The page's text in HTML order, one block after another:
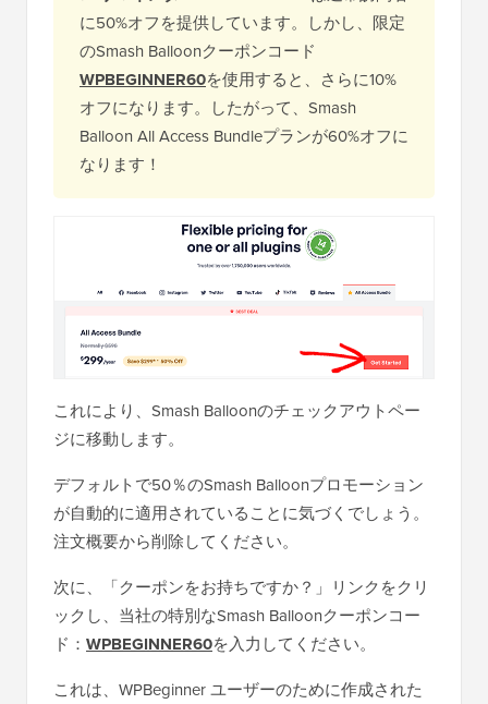
に50%オフを提供しています。しかし、限定
のSmash Balloonクーポンコード
WPBEGINNER60を使用すると、さらに10%
オフになります。したがって、Smash
Balloon All Access Bundleプランが60%オフに
なります！
これにより、Smash Balloonのチェックアウトペー
ジに移動します。
デフォルトで50％のSmash Balloonプロモーション
が自動的に適用されていることに気づくでしょう。
注文概要から削除してください。
次に、「クーポンをお持ちですか？」リンクをクリ
ックし、当社の特別なSmash Balloonクーポンコー
ド： WPBEGINNER60を入力してください。
これは、WPBeginner ユーザーのために作成された